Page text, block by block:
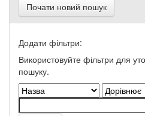
Почати новий пошук
Додати фільтри:
Використовуйте фільтри для
пошуку.